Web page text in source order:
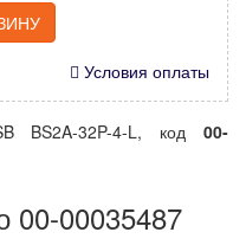
Условия оплаты
BS2A-32P-4-L, код 00-
00-00035487